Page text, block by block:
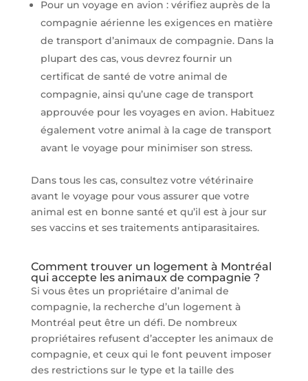
Pour un voyage en avion : vérifiez auprès de la
compagnie aérienne les exigences en matière
de transport d’animaux de compagnie. Dans la
plupart des cas, vous devrez fournir un
certificat de santé de votre animal de
compagnie, ainsi qu’une cage de transport
approuvée pour les voyages en avion. Habituez
également votre animal à la cage de transport
avant le voyage pour minimiser son stress.
Dans tous les cas, consultez votre vétérinaire
avant le voyage pour vous assurer que votre
animal est en bonne santé et qu’il est à jour sur
ses vaccins et ses traitements antiparasitaires.
Comment trouver un logement à Montréal
qui accepte les animaux de compagnie ?
Si vous êtes un propriétaire d’animal de
compagnie, la recherche d’un logement à
Montréal peut être un défi. De nombreux
propriétaires refusent d’accepter les animaux de
compagnie, et ceux qui le font peuvent imposer
des restrictions sur le type et la taille des